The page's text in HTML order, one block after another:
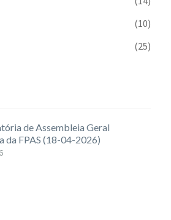
(10)
(25)
de Assembleia Geral
da FPAS (18-04-2026)